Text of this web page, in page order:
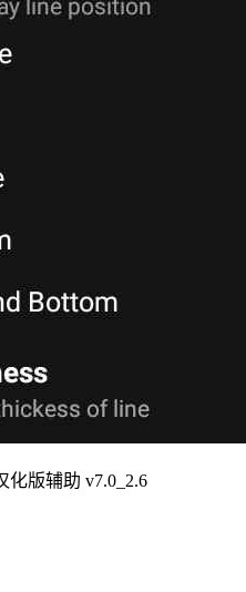
版辅助 v7.0_2.6